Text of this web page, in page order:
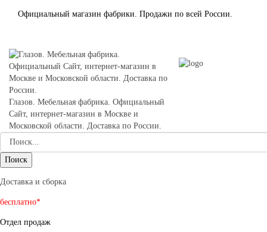
Официальный магазин фабрики. Продажи по всей России.
Глазов. Мебельная фабрика. Официальный
Сайт, интернет-магазин в Москве и
Московской области. Доставка по России.
Доставка и сборка
бесплатно*
Отдел продаж